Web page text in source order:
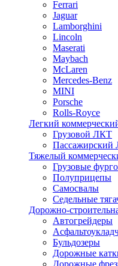
Ferrari
Jaguar
Lamborghini
Lincoln
Maserati
Maybach
McLaren
Mercedes-Benz
MINI
Porsche
Rolls-Royce
Легкий
Грузовой ЛКТ
Тяжелый
Грузовые
Полуприцепы
Самосвалы
Седельные
Дорожно-
Автогрейдеры
Бульдозеры
Дорожные
Дорожные